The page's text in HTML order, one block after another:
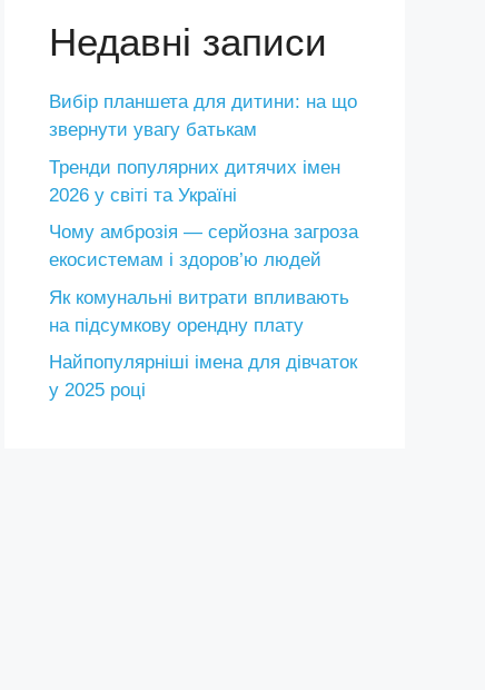
Недавні записи
Вибір планшета для дитини: на що
звернути увагу батькам
Тренди популярних дитячих імен
2026 у світі та Україні
Чому амброзія — серйозна загроза
екосистемам і здоров’ю людей
Як комунальні витрати впливають
на підсумкову орендну плату
Найпопулярніші імена для дівчаток
у 2025 році